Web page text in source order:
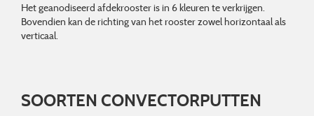
Het geanodiseerd afdekrooster is in 6 kleuren te verkrijgen.
Bovendien kan de richting van het rooster zowel horizontaal als
verticaal.
SOORTEN CONVECTORPUTTEN